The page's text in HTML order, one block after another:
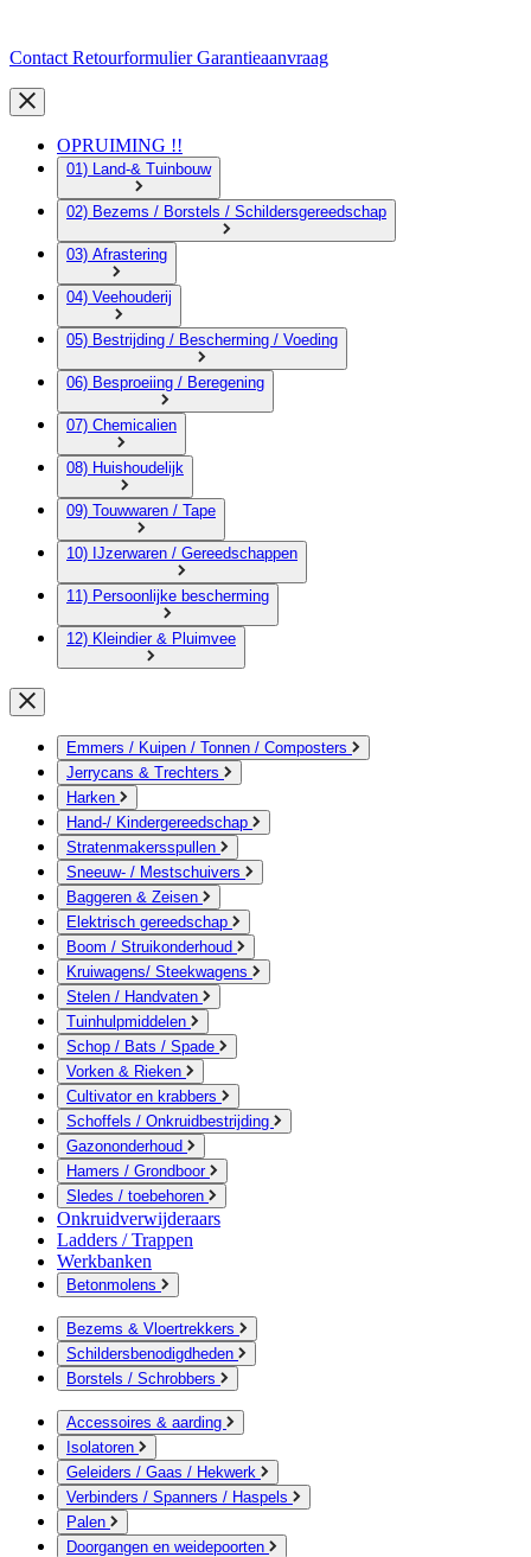
Contact RetourformulierGarantieaanvraag
OPRUIMING !!
01) Land-& Tuinbouw
02) Bezems / Borstels / Schildersgereedschap
03) Afrastering
04) Veehouderij
05) Bestrijding / Bescherming / Voeding
06) Besproeiing / Beregening
07) Chemicalien
08) Huishoudelijk
09) Touwwaren / Tape
10) IJzerwaren / Gereedschappen
11) Persoonlijke bescherming
12) Kleindier & Pluimvee
Emmers / Kuipen / Tonnen / Composters
Jerrycans & Trechters
Harken
Hand-/ Kindergereedschap
Stratenmakersspullen
Sneeuw- / Mestschuivers
Baggeren & Zeisen
Elektrisch gereedschap
Boom / Struikonderhoud
Kruiwagens/ Steekwagens
Stelen / Handvaten
Tuinhulpmiddelen
Schop / Bats / Spade
Vorken & Rieken
Cultivator en krabbers
Schoffels / Onkruidbestrijding
Gazononderhoud
Hamers / Grondboor
Sledes / toebehoren
Onkruidverwijderaars
Ladders / Trappen
Werkbanken
Betonmolens
Bezems & Vloertrekkers
Schildersbenodigdheden
Borstels / Schrobbers
Accessoires & aarding
Isolatoren
Geleiders / Gaas / Hekwerk
Verbinders / Spanners / Haspels
Palen
Doorgangen en weidepoorten